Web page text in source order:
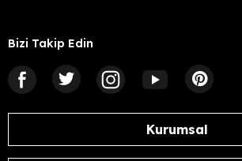
Bizi Takip Edin
Kurumsal